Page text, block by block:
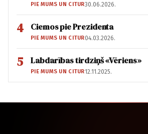
PIE MUMS UN CITUR30.06.2026.
4 Ciemos pie Prezidenta
PIE MUMS UN CITUR04.03.2026.
5 Labdarības tirdziņš «Vēriens»
PIE MUMS UN CITUR12.11.2025.